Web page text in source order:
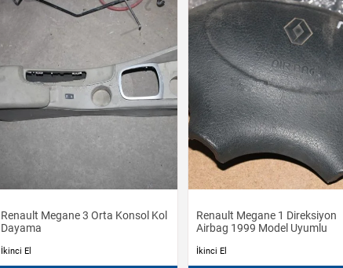
Renault Megane 3 Orta Konsol Kol
Dayama
İkinci El
Renault Megane 1 Direksiyon
Airbag 1999 Model Uyumlu
İkinci El